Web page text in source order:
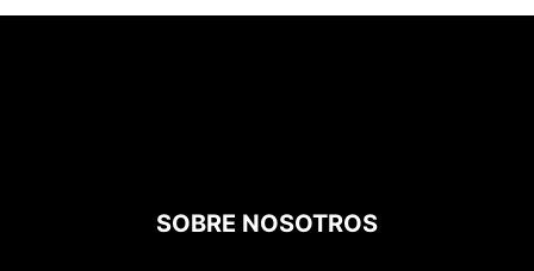
SOBRE NOSOTROS